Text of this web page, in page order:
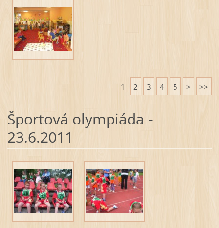
1 2 3 4 5 > >>
Športová olympiáda -
23.6.2011